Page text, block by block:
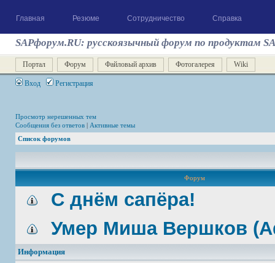
Главная Резюме Сотрудничество Справка
SAPфорум.RU: русскоязычный форум по продуктам
Портал Форум Файловый архив Фотогалерея Wiki
Вход Регистрация
Просмотр нерешенных тем
Сообщения без ответов | Активные темы
Список форумов
Форум
С днём сапёра!
Умер Миша Вершков
Информация